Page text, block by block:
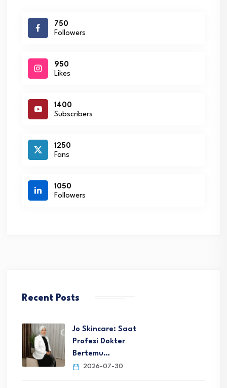
750
Followers
950
Likes
1400
Subscribers
1250
Fans
1050
Followers
Recent Posts
Jo Skincare: Saat
Profesi Dokter
Bertemu…
2026-07-30